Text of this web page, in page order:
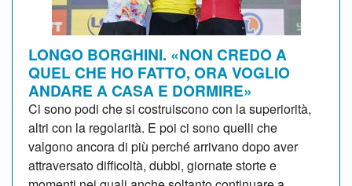
LONGO BORGHINI. «NON CREDO A
QUEL CHE HO FATTO, ORA VOGLIO
ANDARE A CASA E DORMIRE»
Ci sono podi che si costruiscono con la superiorità,
altri con la regolarità. E poi ci sono quelli che
valgono ancora di più perché arrivano dopo aver
attraversato difficoltà, dubbi, giornate storte e